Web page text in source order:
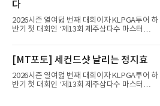
다
2026시즌 열여덟 번째 대회이자 KLPGA투어 하
반기 첫 대회인 ‘제13회 제주삼다수 마스터
제주도 서귀포시에 위치한 테디밸리 골프앤리조
트(파72/6,767야드)에서 열리고 있다.8일 현재
3라운드 경기가 펼쳐지고 있다.한아름이 1번 홀
에서 경기하고 있다.
[MT포토] 세컨드샷 날리는 정지효
2026시즌 열여덟 번째 대회이자 KLPGA투어 하
반기 첫 대회인 ‘제13회 제주삼다수 마스터